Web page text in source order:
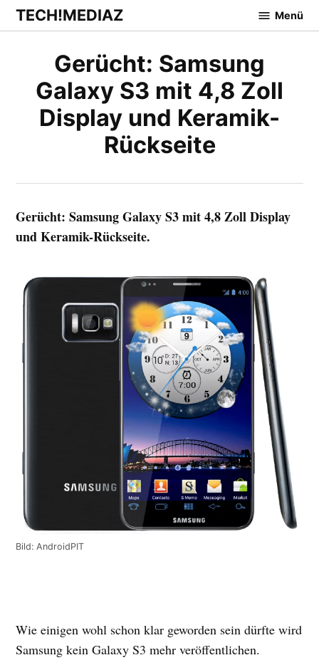
Zum
Inhalt
TECH!MEDIAZ Menü
Gerücht: Samsung
Galaxy S3 mit 4,8 Zoll
Display und Keramik-
Rückseite
Gerücht: Samsung Galaxy S3 mit 4,8 Zoll Display
und Keramik-Rückseite.
Bild: AndroidPIT
Wie einigen wohl schon klar geworden sein dürfte wird
Samsung kein Galaxy S3 mehr veröffentlichen.